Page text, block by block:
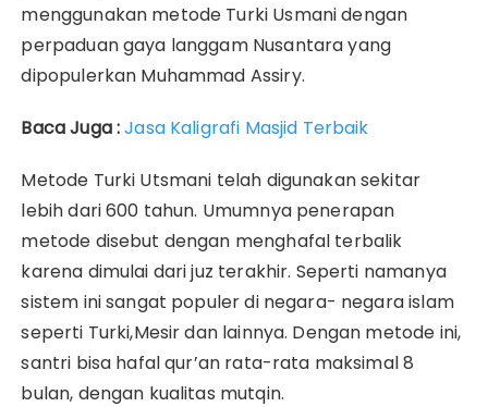
menggunakan metode Turki Usmani dengan
perpaduan gaya langgam Nusantara yang
dipopulerkan Muhammad Assiry.
Baca Juga :Jasa Kaligrafi Masjid Terbaik
Metode Turki Utsmani telah digunakan sekitar
lebih dari 600 tahun. Umumnya penerapan
metode disebut dengan menghafal terbalik
karena dimulai dari juz terakhir. Seperti namanya
sistem ini sangat populer di negara- negara islam
seperti Turki,Mesir dan lainnya. Dengan metode ini,
santri bisa hafal qur’an rata-rata maksimal 8
bulan, dengan kualitas mutqin.